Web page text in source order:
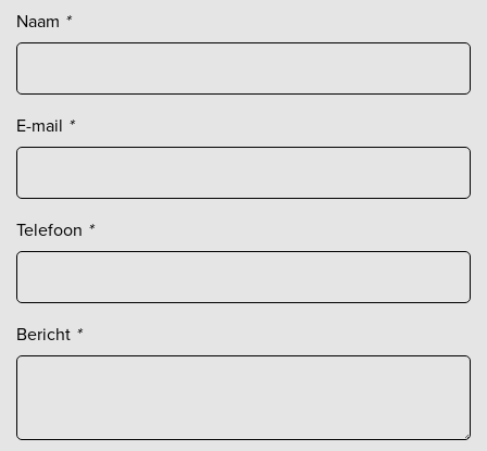
Naam *
E-mail *
Telefoon *
Bericht *